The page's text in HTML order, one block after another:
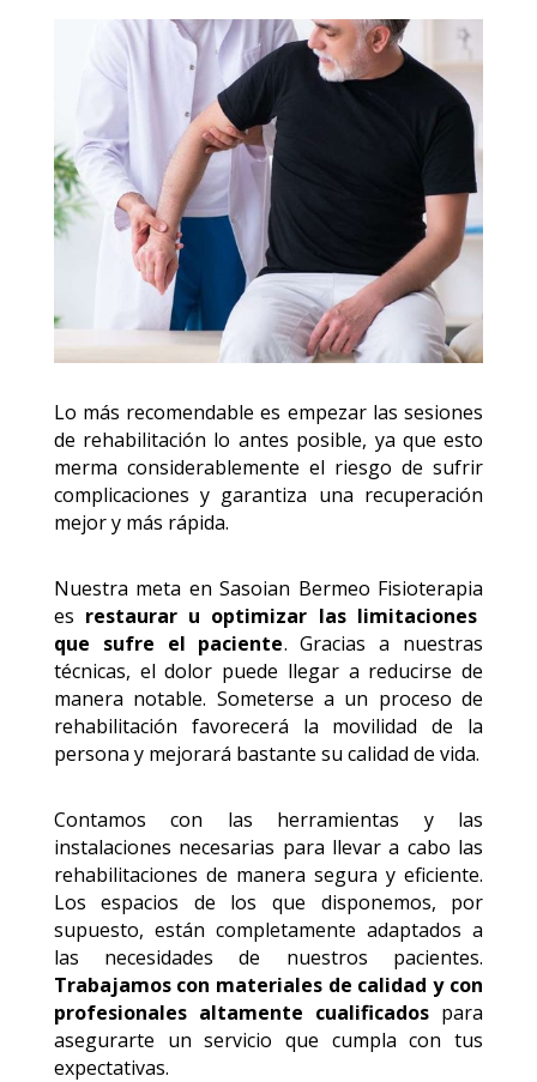
Lo más recomendable es empezar las sesiones
de rehabilitación lo antes posible, ya que esto
merma considerablemente el riesgo de sufrir
complicaciones y garantiza una recuperación
mejor y más rápida.
Nuestra meta en Sasoian Bermeo Fisioterapia
es restaurar u optimizar las limitaciones
que sufre el paciente. Gracias a nuestras
técnicas, el dolor puede llegar a reducirse de
manera notable. Someterse a un proceso de
rehabilitación favorecerá la movilidad de la
persona y mejorará bastante su calidad de vida.
Contamos con las herramientas y las
instalaciones necesarias para llevar a cabo las
rehabilitaciones de manera segura y eficiente.
Los espacios de los que disponemos, por
supuesto, están completamente adaptados a
las necesidades de nuestros pacientes.
Trabajamos con materiales de calidad y con
profesionales altamente cualificados para
asegurarte un servicio que cumpla con tus
expectativas.